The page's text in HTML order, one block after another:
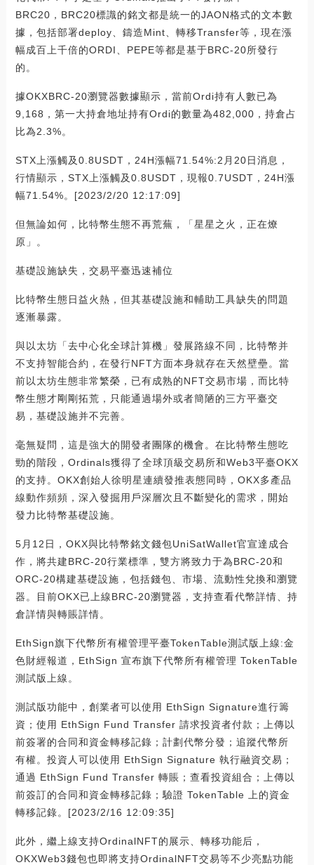
BRC20，BRC20標識的銘文都是統一的JAON格式的文本數
據，包括部署deploy、鑄造Mint、轉移Transfer等，現在漲
幅成百上千倍的ORDI、PEPE等都是基于BRC-20所發行
的。
據OKXBRC-20瀏覽器數據顯示，當前Ordi持有人數已為
9,168，第一大持倉地址持有Ordi的數量為482,000，持倉占
比為2.3%。
STX上漲觸及0.8USDT，24H漲幅71.54%:2月20日消息，
行情顯示，STX上漲觸及0.8USDT，現報0.7USDT，24H漲
幅71.54%。[2023/2/20 12:17:09]
但無論如何，比特幣生態不再荒蕪，「星星之火，正在燎
原」。
基礎設施缺失，交易平臺迅速補位
比特幣生態日益火熱，但其基礎設施和輔助工具缺失的問題
逐漸暴露。
與以太坊「去中心化全球計算機」發展路線不同，比特幣并
不支持智能合約，在發行NFT方面本身就存在天然壁壘。當
前以太坊生態非常繁榮，已有成熟的NFT交易市場，而比特
幣生態才剛剛拓荒，只能通過場外或者簡陋的三方平臺交
易，基礎設施并不完善。
毫無疑問，這是強大的開發者團隊的機會。在比特幣生態吃
勁的階段，Ordinals獲得了全球頂級交易所和Web3平臺OKX
的支持。OKX創始人徐明星連續發推表態同時，OKX多產品
線動作頻頻，深入發掘用戶深層次且不斷變化的需求，開始
發力比特幣基礎設施。
5月12日，OKX與比特幣銘文錢包UniSatWallet官宣達成合
作，將共建BRC-20行業標準，雙方將致力于為BRC-20和
ORC-20構建基礎設施，包括錢包、市場、流動性兌換和瀏覽
器。目前OKX已上線BRC-20瀏覽器，支持查看代幣詳情、持
倉詳情與轉賬詳情。
EthSign旗下代幣所有權管理平臺TokenTable測試版上線:金
色財經報道，EthSign 宣布旗下代幣所有權管理 TokenTable
測試版上線。
測試版功能中，創業者可以使用 EthSign Signature進行籌
資；使用 EthSign Fund Transfer 請求投資者付款；上傳以
前簽署的合同和資金轉移記錄；計劃代幣分發；追蹤代幣所
有權。投資人可以使用 EthSign Signature 執行融資交易；
通過 EthSign Fund Transfer 轉賬；查看投資組合；上傳以
前簽訂的合同和資金轉移記錄；驗證 TokenTable 上的資金
轉移記錄。[2023/2/16 12:09:35]
此外，繼上線支持OrdinalNFT的展示、轉移功能后，
OKXWeb3錢包也即將支持OrdinalNFT交易等不少亮點功能